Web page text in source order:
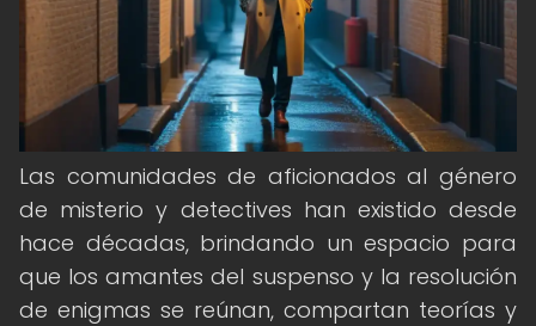
Las comunidades de aficionados al género
de misterio y detectives han existido desde
hace décadas, brindando un espacio para
que los amantes del suspenso y la resolución
de enigmas se reúnan, compartan teorías y